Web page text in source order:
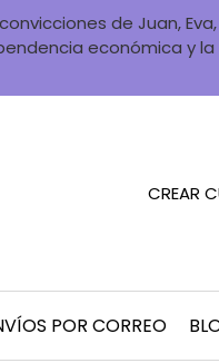
de Juan,
económica y
CREAR
POR CORREO